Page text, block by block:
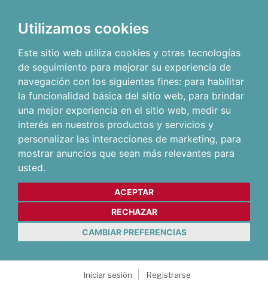
Utilizamos cookies
Este sitio web utiliza cookies y otras tecnologías
de seguimiento para mejorar su experiencia de
navegación con los siguientes fines: para habilitar
la funcionalidad básica del sitio web, para brindar
una mejor experiencia en el sitio web, medir su
interés en nuestros productos y servicios y
personalizar las interacciones de marketing, para
mostrar anuncios que sean más relevantes para
usted.
ACEPTAR
RECHAZAR
CAMBIAR PREFERENCIAS
Iniciar sesión
Registrarse